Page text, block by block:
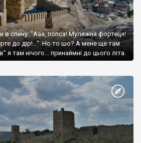
в спину: "Ааа, попса! Муляжна фортеця!
до дір!..." Но то шо? А мене ще там
я там нічого... принаймні до цього літа.